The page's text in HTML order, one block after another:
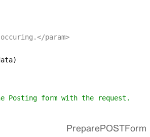
param>
form with the request.